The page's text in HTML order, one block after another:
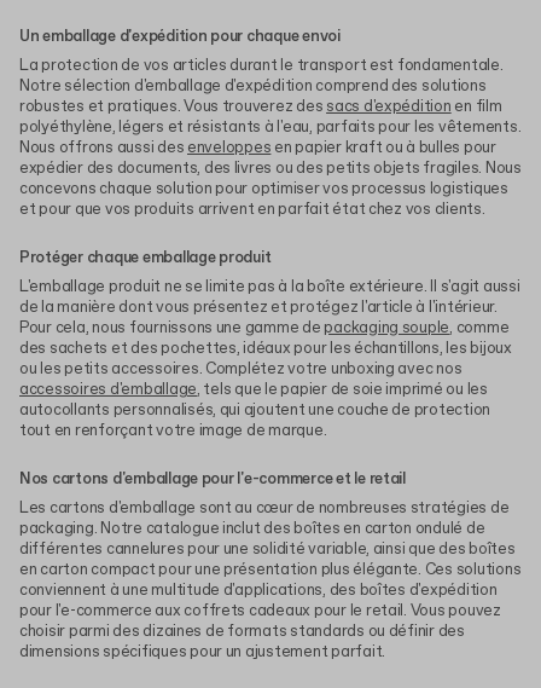
Un emballage d'expédition pour chaque envoi
La protection de vos articles durant le transport est fondamentale.
Notre sélection d'emballage d'expédition comprend des solutions
robustes et pratiques. Vous trouverez des sacs d'expédition en film
polyéthylène, légers et résistants à l'eau, parfaits pour les vêtements.
Nous offrons aussi des enveloppes en papier kraft ou à bulles pour
expédier des documents, des livres ou des petits objets fragiles. Nous
concevons chaque solution pour optimiser vos processus logistiques
et pour que vos produits arrivent en parfait état chez vos clients.
Protéger chaque emballage produit
L'emballage produit ne se limite pas à la boîte extérieure. Il s'agit aussi
de la manière dont vous présentez et protégez l'article à l'intérieur.
Pour cela, nous fournissons une gamme de packaging souple, comme
des sachets et des pochettes, idéaux pour les échantillons, les bijoux
ou les petits accessoires. Complétez votre unboxing avec nos
accessoires d'emballage, tels que le papier de soie imprimé ou les
autocollants personnalisés, qui ajoutent une couche de protection
tout en renforçant votre image de marque.
Nos cartons d'emballage pour l'e-commerce et le retail
Les cartons d'emballage sont au cœur de nombreuses stratégies de
packaging. Notre catalogue inclut des boîtes en carton ondulé de
différentes cannelures pour une solidité variable, ainsi que des boîtes
en carton compact pour une présentation plus élégante. Ces solutions
conviennent à une multitude d'applications, des boîtes d'expédition
pour l'e-commerce aux coffrets cadeaux pour le retail. Vous pouvez
choisir parmi des dizaines de formats standards ou définir des
dimensions spécifiques pour un ajustement parfait.